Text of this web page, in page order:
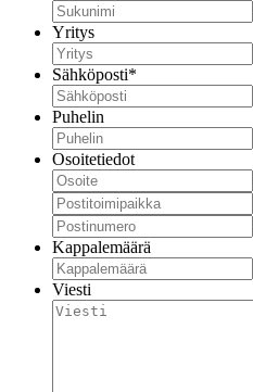
Yritys
Sähköposti*
Puhelin
Osoitetiedot
Kappalemäärä
Viesti